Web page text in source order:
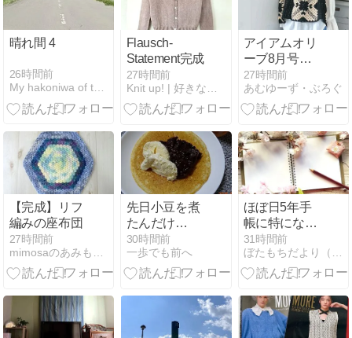
晴れ間 4
26時間前
My hakoniwa of the WILDERNESS
Flausch-
Statement完成
27時間前
Knit up! | 好きなものを「編み上げる」
アイアムオリ
ーブ8月号〜
モチーフ特
集〜
27時間前
あむゆーず・ぶろぐ
【完成】リフ
編みの座布団
27時間前
mimosaのあみもの日記
先日小豆を煮
たんだけ
ど。。。
30時間前
一歩でも前へ
ほぼ日5年手
帳に特になし
ってはじめて
書いた日
31時間前
ぼたもちだより（古い家で暮らすこと）